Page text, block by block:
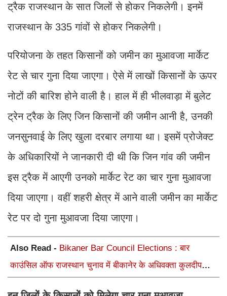
ट्रैक राजस्थान के सात जिलों से होकर निकलेगी। इनमें
राजस्थान के 335 गांवों से होकर निकलेगी।
परियोजना के तहत किसानों को जमीन का मुआवजा मार्केट
रेट से चार गुना दिया जाएगा। ऐसे में लाखों किसानों के ऊपर
नोटों की बारिश होने वाली है। हाल में ही भीलवाड़ा में बुलेट
ट्रेन ट्रैक के लिए जिन किसानों की जमीन आनी है, उनकी
जनसुनवाई के लिए खुला दरबार लगाया था। इसमें प्रोजेक्ट
के अधिकारियों ने जानकारी दी थी कि जिन गांव की जमीन
इस ट्रैक में आएगी उनको मार्केट रेट का चार गुना मुआवजा
दिया जाएगा। वहीं शहरी क्षेत्र में आने वाली जमीन का मार्केट
रेट पर दो गुना मुआवजा दिया जाएगा।
Also Read - Bikaner Bar Council Elections : बार
काउंसिल ऑफ राजस्थान चुनाव में बीकानेर के अधिवक्ता कुलदीप